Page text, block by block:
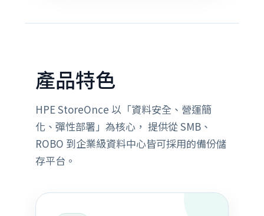
產品特色
HPE StoreOnce 以「資料安全、營運簡
化、彈性部署」為核心， 提供從 SMB、
ROBO 到企業級資料中心皆可採用的備份儲
存平台。